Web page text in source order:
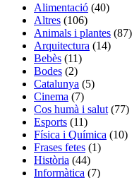
Alimentació (40)
Altres (106)
Animals i plantes (87)
Arquitectura (14)
Bebès (11)
Bodes (2)
Catalunya (5)
Cinema (7)
Cos humà i salut (77)
Esports (11)
Física i Química (10)
Frases fetes (1)
Història (44)
Informàtica (7)